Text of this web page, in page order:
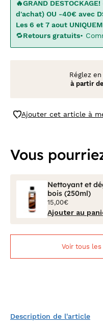
🔥GRAND
d'achat) OU -40€ avec
Les 6 et 7 aout
🔁Retours gratuits•
Réglez en
à partir de
Ajouter cet article à
Vous
Nettoyant et
bois (250ml)
15,00€
Ajouter au
Voir tous
Description de l'article